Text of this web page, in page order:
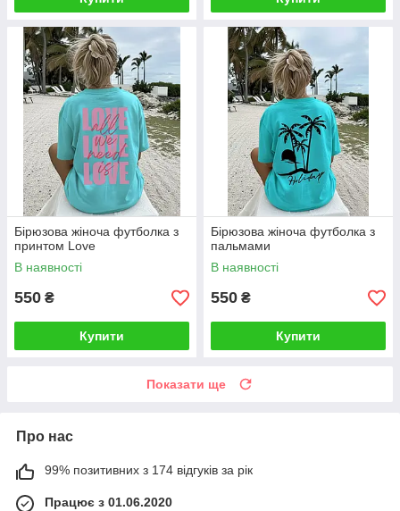
Бірюзова жіноча футболка з
принтом Love
В наявності
550 ₴
Купити
Бірюзова жіноча футболка з
пальмами
В наявності
550 ₴
Купити
Показати ще
Про нас
99% позитивних з 174 відгуків за рік
Працює з 01.06.2020